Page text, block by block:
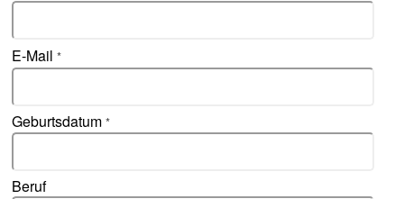
E-Mail*
Geburtsdatum*
Beruf